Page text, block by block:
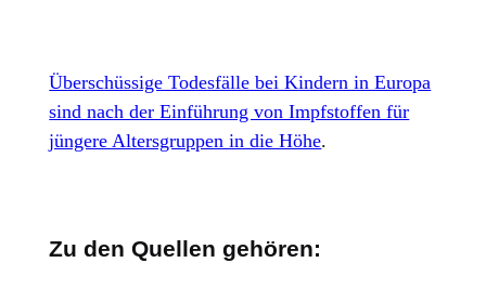
Überschüssige Todesfälle bei Kindern in Europa
sind nach der Einführung von Impfstoffen für
jüngere Altersgruppen in die Höhe.
Zu den Quellen gehören: